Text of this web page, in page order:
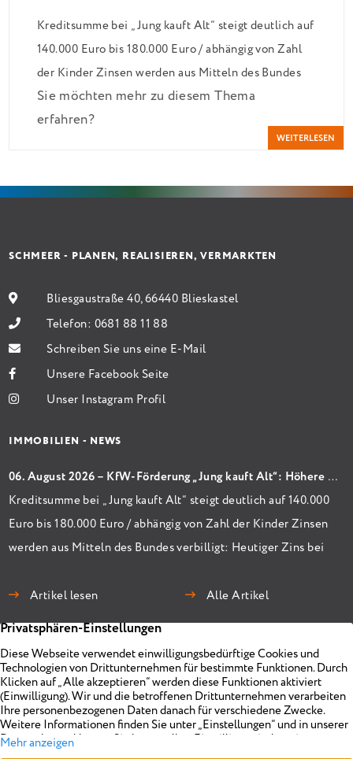
Kreditsumme bei „Jung kauft Alt“ steigt deutlich auf
140.000 Euro bis 180.000 Euro / abhängig von Zahl
der Kinder Zinsen werden aus Mitteln des Bundes
verbilligt: Heutiger Zins bei 0,53 Prozent effektiv
bei 35 Jahren Laufzeit und 10 Jahren Zinsbindung
Antragstellende verpflichten sich zu energetischer
Sanierung in Einzelmaßnahmen […]
Sie möchten mehr zu diesem Thema
erfahren?
WEITERLESEN
SCHMEER - PLANEN, REALISIEREN, VERMARKTEN
Bliesgaustraße 40, 66440 Blieskastel
Telefon: 0681 88 11 88
Schreiben Sie uns eine E-Mail
Unsere Facebook Seite
Unser Instagram Profil
IMMOBILIEN - NEWS
06. August 2026 – KfW-Förderung „Jung kauft Alt“: Höhere Kredite ab August 2026
Kreditsumme bei „Jung kauft Alt“ steigt deutlich auf 140.000
Euro bis 180.000 Euro / abhängig von Zahl der Kinder Zinsen
werden aus Mitteln des Bundes verbilligt: Heutiger Zins bei
Zinsbindung Antragstellende verpflichten sich zu
energetischer Sanierung binnen 54 Monaten nach
Artikel lesen Alle Artikel
Immobilien
Unternehmen
Projekte
Planen
Vermarkten